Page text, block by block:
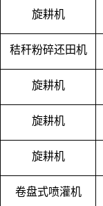
旋耕机
秸秆粉碎还田机
旋耕机
旋耕机
旋耕机
卷盘式喷灌机